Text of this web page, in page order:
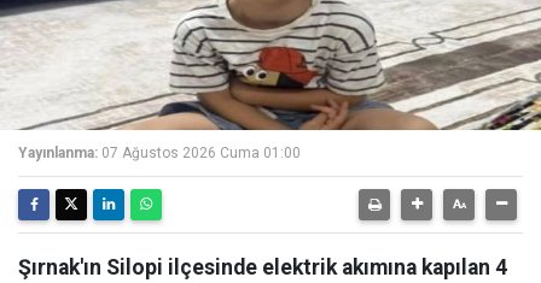
Yayınlanma: 07 Ağustos 2026 Cuma 01:00
Şırnak'ın Silopi ilçesinde elektrik akımına kapılan 4